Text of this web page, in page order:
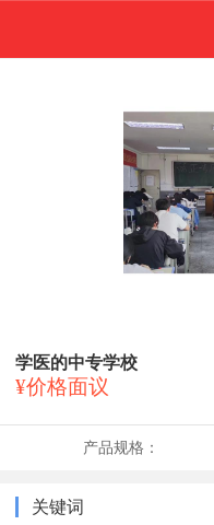
学医的中专学校
¥价格面议
产品规格：
关键词